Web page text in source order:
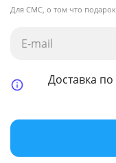
Для СМС, о том что
Доставка